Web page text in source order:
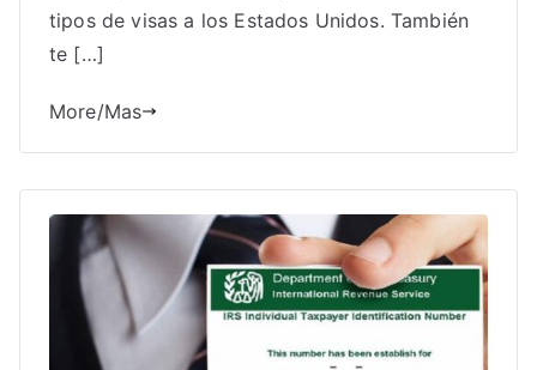
tipos de visas a los Estados Unidos. También
te […]
More/Mas